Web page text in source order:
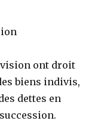
ont droit
biens indivis,
dettes en